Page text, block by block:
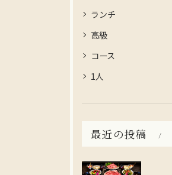
ランチ
高級
コース
1人
最近の投稿